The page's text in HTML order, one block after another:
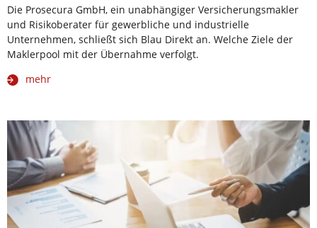
Die Prosecura GmbH, ein unabhängiger Versicherungsmakler
und Risikoberater für gewerbliche und industrielle
Unternehmen, schließt sich Blau Direkt an. Welche Ziele der
Maklerpool mit der Übernahme verfolgt.
mehr